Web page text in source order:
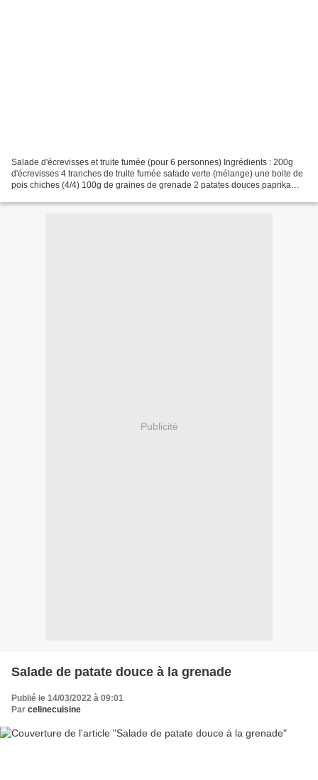
Salade d'écrevisses et truite fumée (pour 6 personnes) Ingrédients : 200g
d'écrevisses 4 tranches de truite fumée salade verte (mélange) une boite de
pois chiches (4/4) 100g de graines de grenade 2 patates douces paprika
Publicité
Salade de patate douce à la grenade
Publié le 14/03/2022 à 09:01
Par celinecuisine